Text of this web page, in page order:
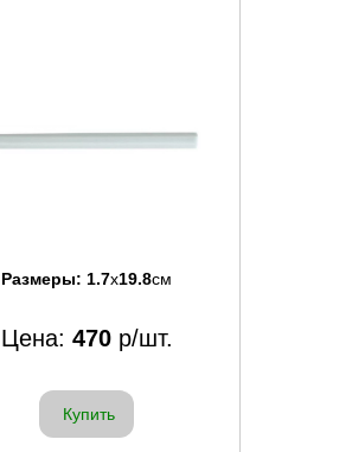
Размеры: 1.7x19.8см
Цена: 470р/шт.
Купить